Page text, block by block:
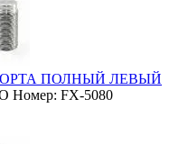
ПОЛНЫЙ ЛЕВЫЙ
Номер: FX-5080